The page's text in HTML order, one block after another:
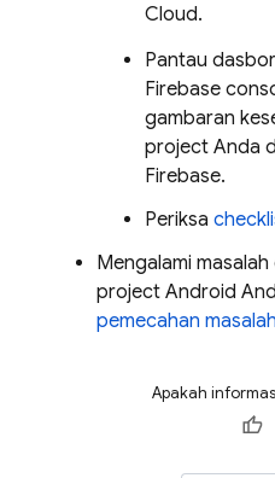
Cloud.
Pantau dasbor
Firebase
gambaran
project Anda
Firebase.
Periksa
Mengalami
project Android
pemecahan
Apakah